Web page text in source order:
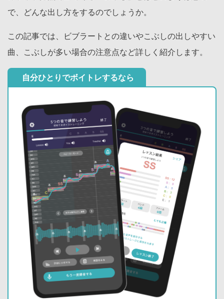
で、どんな出し方をするのでしょうか。
この記事では、ビブラートとの違いやこぶしの出しやすい
曲、こぶしが多い場合の注意点など詳しく紹介します。
自分ひとりでボイトレするなら